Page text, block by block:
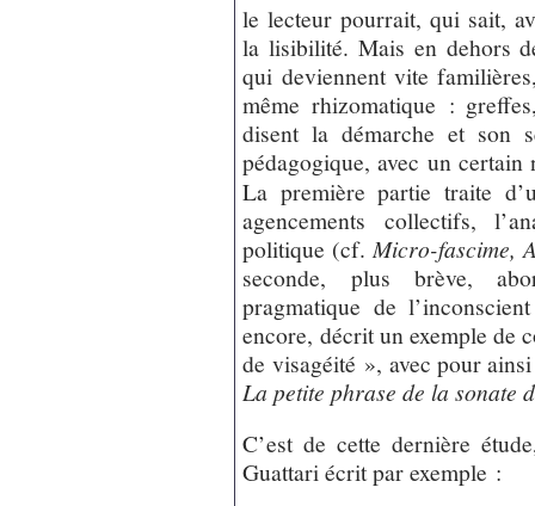
le lecteur pourrait, qui sait,
la lisibilité. Mais en dehors
qui deviennent vite
même rhizomatique :
disent la démarche et son
pédagogique, avec un
La première partie traite
agencements collectifs,
politique (cf. Micro-fascime,
seconde, plus brève,
pragmatique de
encore, décrit un exemple de
de visagéité », avec pour
La petite phrase de la sonate
C’est de cette dernière
Guattari écrit par exemple :